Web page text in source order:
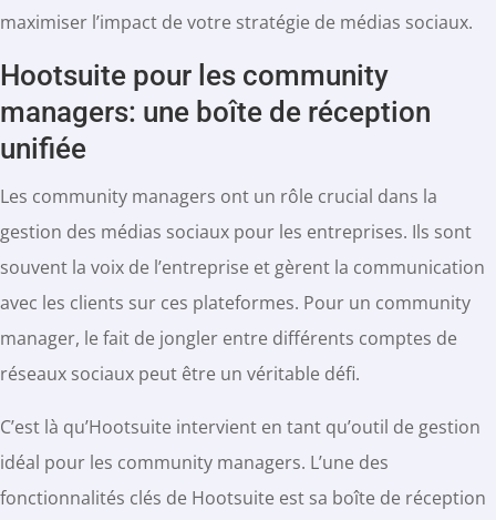
maximiser l’impact de votre stratégie de médias sociaux.
Hootsuite pour les community
managers: une boîte de réception
unifiée
Les community managers ont un rôle crucial dans la
gestion des médias sociaux pour les entreprises. Ils sont
souvent la voix de l’entreprise et gèrent la communication
avec les clients sur ces plateformes. Pour un community
manager, le fait de jongler entre différents comptes de
réseaux sociaux peut être un véritable défi.
C’est là qu’Hootsuite intervient en tant qu’outil de gestion
idéal pour les community managers. L’une des
fonctionnalités clés de Hootsuite est sa boîte de réception